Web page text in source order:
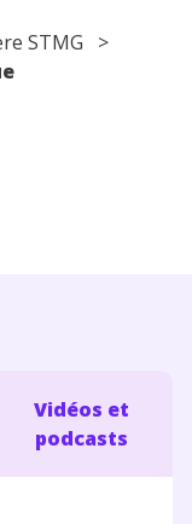
STMG >
Vidéos et
podcasts